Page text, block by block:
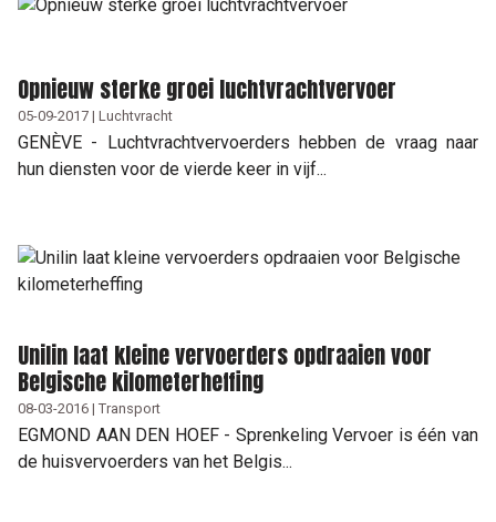
Opnieuw sterke groei luchtvrachtvervoer
05-09-2017 | Luchtvracht
GENÈVE - Luchtvrachtvervoerders hebben de vraag naar
hun diensten voor de vierde keer in vijf...
Unilin laat kleine vervoerders opdraaien voor
Belgische kilometerheffing
08-03-2016 | Transport
EGMOND AAN DEN HOEF - Sprenkeling Vervoer is één van
de huisvervoerders van het Belgis...